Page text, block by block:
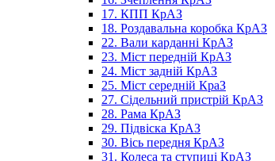
17. КПП КрАЗ
18. Роздавальна коробка КрАЗ
22. Вали карданні КрАЗ
23. Міст передній КрАЗ
24. Міст задній КрАЗ
25. Міст середній КраЗ
27. Сідельний пристрій КрАЗ
28. Рама КрАЗ
29. Підвіска КрАЗ
30. Вісь передня КрАЗ
31. Колеса та ступиці КрАЗ